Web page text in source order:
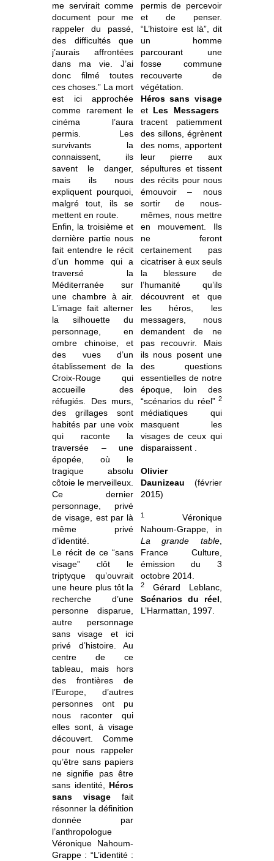
me servirait comme
document pour me
rappeler du passé,
des difficultés que
j’aurais affrontées
dans ma vie. J’ai
donc filmé toutes
ces choses.” La mort
est ici approchée
comme rarement le
cinéma l’aura
permis. Les
survivants la
connaissent, ils
savent le danger,
mais ils nous
expliquent pourquoi,
malgré tout, ils se
mettent en route.
Enfin, la troisième et
dernière partie nous
fait entendre le récit
d’un homme qui a
traversé la
Méditerranée sur
une chambre à air.
L’image fait alterner
la silhouette du
personnage, en
ombre chinoise, et
des vues d’un
établissement de la
Croix-Rouge qui
accueille des
réfugiés. Des murs,
des grillages sont
habités par une voix
qui raconte la
traversée – une
épopée, où le
tragique absolu
côtoie le merveilleux.
Ce dernier
personnage, privé
de visage, est par là
même privé
d’identité.
Le récit de ce “sans
visage” clôt le
triptyque qu’ouvrait
une heure plus tôt la
recherche d’une
personne disparue,
autre personnage
sans visage et ici
privé d’histoire. Au
centre de ce
tableau, mais hors
des frontières de
l’Europe, d’autres
personnes ont pu
nous raconter qui
elles sont, à visage
découvert. Comme
pour nous rappeler
qu’être sans papiers
ne signifie pas être
sans identité, Héros
sans visage fait
résonner la définition
donnée par
l’anthropologue
Véronique Nahoum-
Grappe : “L’identité :
permis de percevoir
et de penser.
“L’histoire est là”, dit
un homme
parcourant une
fosse commune
recouverte de
végétation.
Héros sans visage
et Les Messagers
tracent patiemment
des sillons, égrènent
des noms, apportent
leur pierre aux
sépultures et tissent
des récits pour nous
émouvoir – nous
sortir de nous-
mêmes, nous mettre
en mouvement. Ils
ne feront
certainement pas
cicatriser à eux seuls
la blessure de
l’humanité qu’ils
découvrent et que
les héros, les
messagers, nous
demandent de ne
pas recouvrir. Mais
ils nous posent une
des questions
essentielles de notre
époque, loin des
“scénarios du réel” 2
médiatiques qui
masquent les
visages de ceux qui
disparaissent .
Olivier
Daunizeau (février
2015)
1
Véronique
Nahoum-Grappe, in
La grande table,
France Culture,
émission du 3
octobre 2014.
2Gérard Leblanc,
Scénarios du réel,
L’Harmattan, 1997.